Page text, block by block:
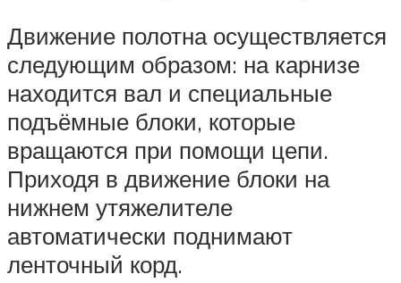
Движение полотна осуществляется
следующим образом: на карнизе
находится вал и специальные
подъёмные блоки, которые
вращаются при помощи цепи.
Приходя в движение блоки на
нижнем утяжелителе
автоматически поднимают
ленточный корд.